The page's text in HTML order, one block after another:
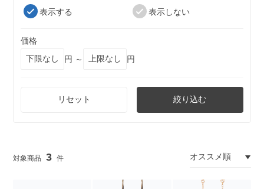
表示する
表示しない
価格
円 ～
円
リセット 絞り込む
3